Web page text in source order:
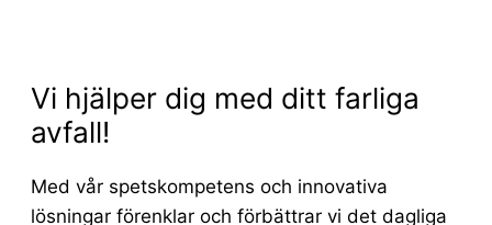
Vi hjälper dig med ditt farliga
avfall!
Med vår spetskompetens och innovativa
lösningar förenklar och förbättrar vi det dagliga